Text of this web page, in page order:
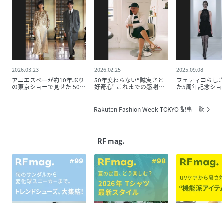
2026.03.23
アニエスベーが約10年ぶり
の東京ショーで見せた 50年
2026.02.25
50年変わらない“誠実さと
好奇心” これまでの感謝
2025.09.08
フェティコらし
た5周年記念シ
Rakuten Fashion Week TOKYO 記事一覧
RF mag.